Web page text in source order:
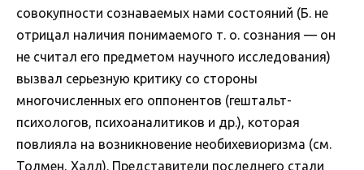
совокупности сознаваемых нами состояний (Б. не
отрицал наличия понимаемого т. о. сознания — он
не считал его предметом научного исследования)
вызвал серьезную критику со стороны
многочисленных его оппонентов (гештальт-
психологов, психоаналитиков и др.), которая
повлияла на возникновение необихевиоризма (см.
Толмен, Халл). Представители последнего стали